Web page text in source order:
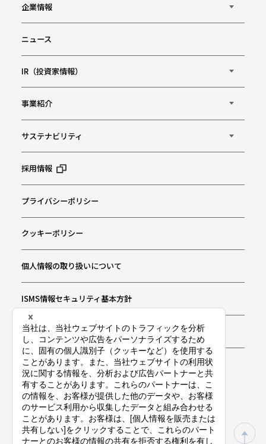
企業情報
ニュース
IR（投資家情報）
事業紹介
サステナビリティ
採用情報
プライバシーポリシー
クッキーポリシー
個人情報の取り扱いについて
ISMS情報セキュリティ基本方針
お問い合わせ
プライバシー通知